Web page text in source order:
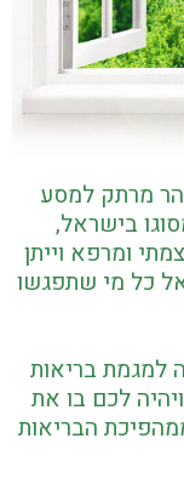
מרתק למסע
בישראל,
ומרפא וייתן
כל מי שתפגשו
למגמת בריאות
לכם בו את
הבריאות